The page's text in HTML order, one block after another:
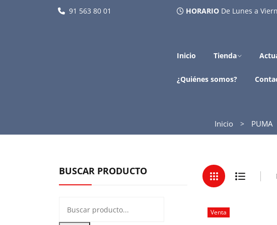
91 563 80 01 HORARIO De Lunes a
Inicio Tienda
¿Quiénes somos?
Inicio PUMA
Venta
BUSCAR PRODUCTO